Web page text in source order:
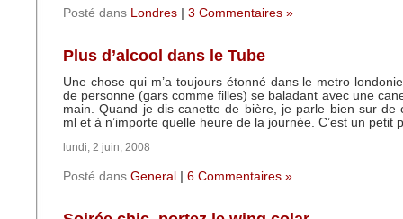
Posté dans Londres 3 Commentaires »
Plus d’alcool dans le Tube
Une chose qui m’a toujours étonné dans le metro
de personne (gars comme filles) se baladant avec une
main. Quand je dis canette de bière, je parle bien sur de
ml et à n’importe quelle heure de la journée. C’est un petit
lundi, 2 juin, 2008
Posté dans General 6 Commentaires »